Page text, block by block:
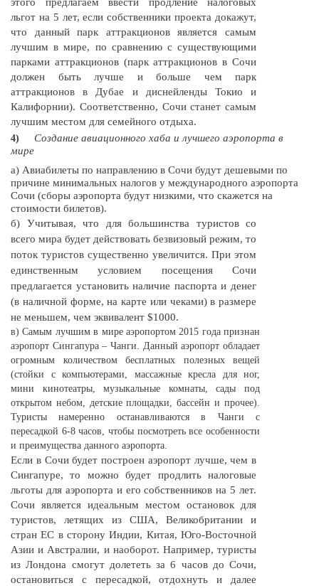
этого предлагаем ввести продление налоговых
льгот на 5 лет, если собственники проекта докажут,
что данный парк аттракционов является самым
лучшим в мире, по сравнению с существующими
парками аттракционов (парк аттракционов в Сочи
должен быть лучше и больше чем парк
аттракционов в Дубае и диснейленды Токио и
Калифорнии). Соответственно, Сочи станет самым
лучшим местом для семейного отдыха.
4)
Создание авиационного хаба и лучшего аэропорта в
мире
а) Авиабилеты по направлению в Сочи будут дешевыми по
причине минимальных налогов у международного аэропорта
Сочи (сборы аэропорта будут низкими, что скажется на
стоимости билетов).
б) Учитывая, что для большинства туристов со
всего мира будет действовать безвизовый режим, то
поток туристов существенно увеличится. При этом
единственным условием посещения Сочи
предлагается установить наличие паспорта и денег
(в наличной форме, на карте или чеками) в размере
не меньшем, чем эквивалент $1000.
в) Самым лучшим в мире аэропортом 2015 года признан
аэропорт Сингапура – Чанги. Данный аэропорт обладает
огромным количеством бесплатных полезных вещей
(стойки с компьютерами, массажные кресла для ног,
мини кинотеатры, музыкальные комнаты, сады под
открытом небом, детские площадки, бассейн и прочее).
Туристы намеренно останавливаются в Чанги с
пересадкой 6-8часов, чтобы посмотреть все особенности
и преимущества данного аэропорта.
Если в Сочи будет построен аэропорт лучше, чем в
Сингапуре, то можно будет продлить налоговые
льготы для аэропорта и его собственников на 5 лет.
Сочи является идеальным местом остановок для
туристов, летящих из США, Великобритании и
стран ЕС в сторону Индии, Китая, Юго-Восточной
Азии и Австралии, и наоборот. Например, туристы
из Лондона смогут долететь за 6 часов до Сочи,
остановиться с пересадкой, отдохнуть и далее